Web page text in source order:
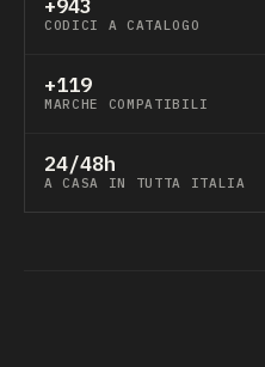
+943
CODICI A CATALOGO
+119
MARCHE COMPATIBILI
24/48h
A CASA IN TUTTA ITALIA